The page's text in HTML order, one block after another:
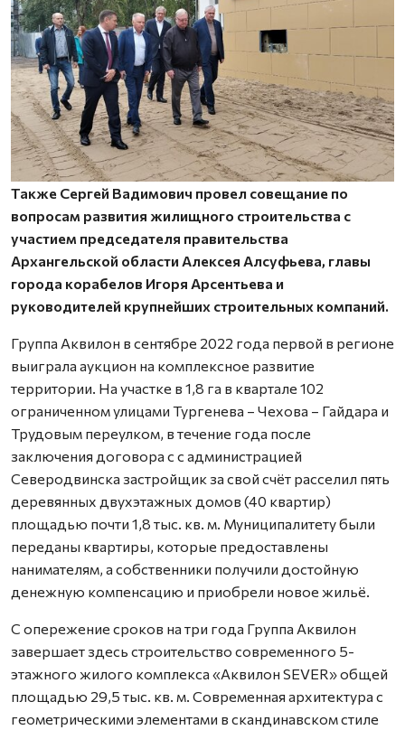
Также Сергей Вадимович провел совещание по
вопросам развития жилищного строительства с
участием председателя правительства
Архангельской области Алексея Алсуфьева, главы
города корабелов Игоря Арсентьева и
руководителей крупнейших строительных компаний.
Группа Аквилон в сентябре 2022 года первой в регионе
выиграла аукцион на комплексное развитие
территории. На участке в 1,8 га в квартале 102
ограниченном улицами Тургенева – Чехова – Гайдара и
Трудовым переулком, в течение года после
заключения договора с с администрацией
Северодвинска застройщик за свой счёт расселил пять
деревянных двухэтажных домов (40 квартир)
площадью почти 1,8 тыс. кв. м. Муниципалитету были
переданы квартиры, которые предоставлены
нанимателям, а собственники получили достойную
денежную компенсацию и приобрели новое жильё.
С опережение сроков на три года Группа Аквилон
завершает здесь строительство современного 5-
этажного жилого комплекса «Аквилон SEVER» общей
площадью 29,5 тыс. кв. м. Современная архитектура с
геометрическими элементами в скандинавском стиле